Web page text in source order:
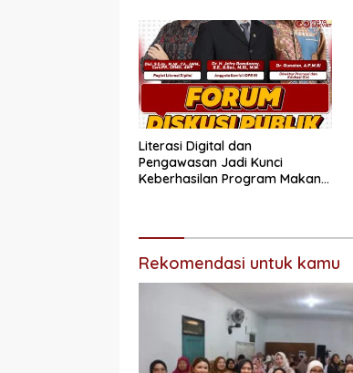
Literasi Digital dan
Pengawasan Jadi Kunci
Keberhasilan Program Makan
Rekomendasi untuk kamu